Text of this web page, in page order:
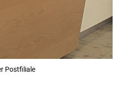
Postfiliale